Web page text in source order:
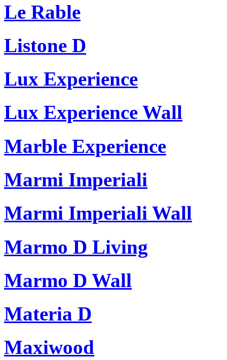
Le Rable
Listone D
Lux Experience
Lux Experience Wall
Marble Experience
Marmi Imperiali
Marmi Imperiali Wall
Marmo D Living
Marmo D Wall
Materia D
Maxiwood